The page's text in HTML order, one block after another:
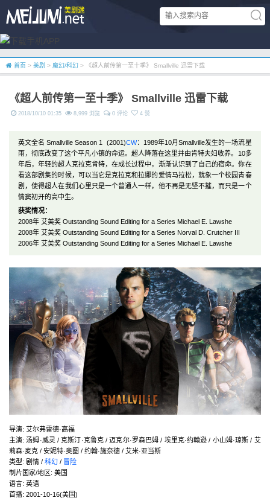
首页 > 美剧 > 魔幻/科幻 > 《超人前传第一至十季》 Smallville 迅雷下载
《超人前传第一至十季》 Smallville 迅雷下载
2018/10/10 01:35 8,999 浏览 0 评论 4 赞
英文全名 Smallville Season 1 (2001)CW：1989年10月Smallville发生的一场流星
雨，彻底改变了这个平凡小镇的命运。超人降落在这里并由肯特夫妇收养。10多
年后，年轻的超人克拉克肯特，在成长过程中，渐渐认识到了自己的宿命。你在
看这部剧集的时候，可以当它是克拉克和拉娜的爱情马拉松，就象一个校园青春
剧，使得超人在我们心里只是一个普通人一样，他不再是无坚不摧，而只是一个
情窦初开的高中生。
获奖情况：
2008年 艾美奖 Outstanding Sound Editing for a Series Michael E. Lawshe
2008年 艾美奖 Outstanding Sound Editing for a Series Norval D. Crutcher III
2006年 艾美奖 Outstanding Sound Editing for a Series Michael E. Lawshe
导演: 艾尔弗雷德·高福
主演:汤姆·威灵 / 克斯汀·克鲁克 / 迈克尔·罗森巴姆 / 埃里克·约翰逊 / 小山姆·琼斯 / 艾
莉森·麦克 / 安妮特·奥图 / 约翰·施奈德 / 艾米·亚当斯
类型: 剧情 / 科幻 / 冒险
制片国家/地区: 美国
语言: 英语
首播: 2001-10-16(美国)